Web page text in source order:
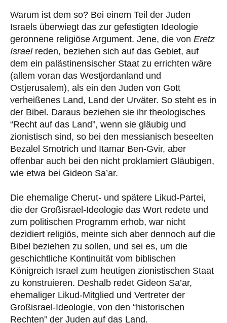
Warum ist dem so? Bei einem Teil der Juden
Israels überwiegt das zur gefestigten Ideologie
geronnene religiöse Argument. Jene, die von Eretz
Israelreden, beziehen sich auf das Gebiet, auf
dem ein palästinensischer Staat zu errichten wäre
(allem voran das Westjordanland und
Ostjerusalem), als ein den Juden von Gott
verheißenes Land, Land der Urväter. So steht es in
der Bibel. Daraus beziehen sie ihr theologisches
“Recht auf das Land”, wenn sie gläubig und
zionistisch sind, so bei den messianisch beseelten
Bezalel Smotrich und Itamar Ben-Gvir, aber
offenbar auch bei den nicht proklamiert Gläubigen,
wie etwa bei Gideon Sa’ar.
Die ehemalige Cherut- und spätere Likud-Partei,
die der Großisrael-Ideologie das Wort redete und
zum politischen Programm erhob, war nicht
dezidiert religiös, meinte sich aber dennoch auf die
Bibel beziehen zu sollen, und sei es, um die
geschichtliche Kontinuität vom biblischen
Königreich Israel zum heutigen zionistischen Staat
zu konstruieren. Deshalb redet Gideon Sa’ar,
ehemaliger Likud-Mitglied und Vertreter der
Großisrael-Ideologie, von den “historischen
Rechten” der Juden auf das Land.